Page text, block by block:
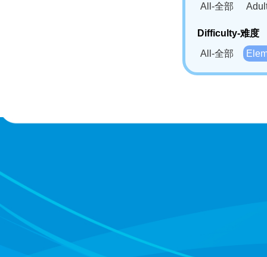
Swahili(SW)-
All-全部
Difficulty-难度
All-全部